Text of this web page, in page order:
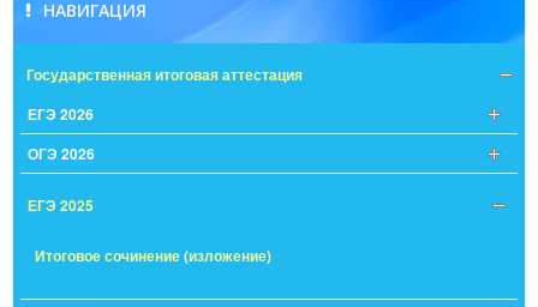
НАВИГАЦИЯ
Государственная итоговая аттестация
ЕГЭ 2026
ОГЭ 2026
ЕГЭ 2025
Итоговое сочинение (изложение)